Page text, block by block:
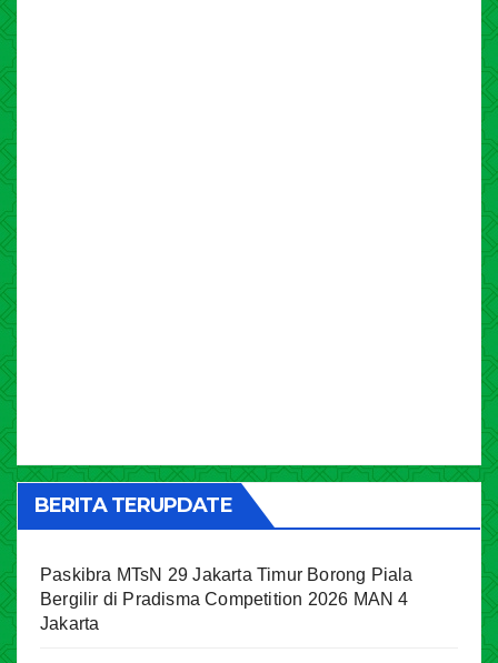
BERITA TERUPDATE
Paskibra MTsN 29 Jakarta Timur Borong Piala
Bergilir di Pradisma Competition 2026 MAN 4
Jakarta